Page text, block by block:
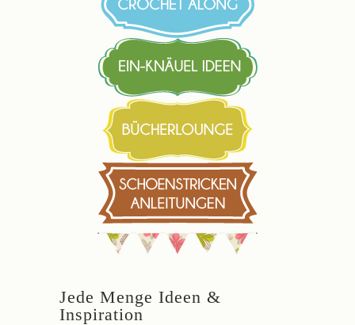
Jede Menge Ideen &
Inspiration